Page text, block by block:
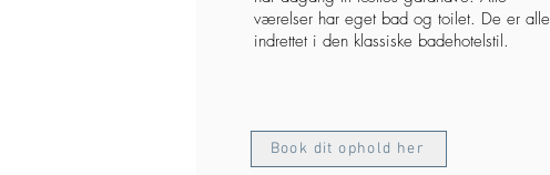
værelser har eget bad og toilet. De er alle
indrettet i den klassiske badehotelstil.
Book dit ophold her